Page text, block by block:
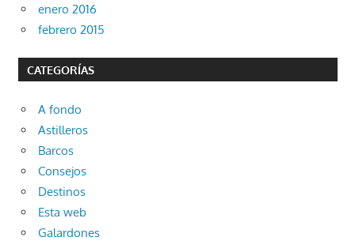
enero 2016
febrero 2015
CATEGORÍAS
A fondo
Astilleros
Barcos
Consejos
Destinos
Esta web
Galardones